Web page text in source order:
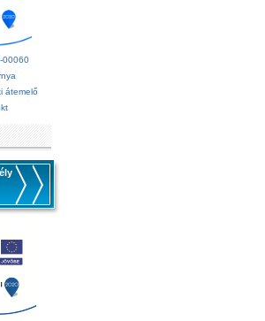
00060
átemelő